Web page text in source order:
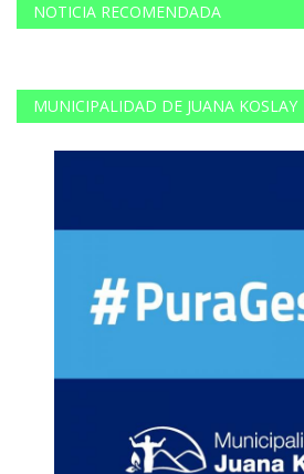
NOTICIA RECOMENDADA
MUNICIPALIDAD DE JUANA KOSLAY